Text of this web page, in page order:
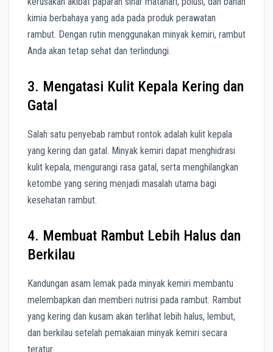
kimia berbahaya yang ada pada produk perawatan
rambut. Dengan rutin menggunakan minyak kemiri, rambut
Anda akan tetap sehat dan terlindungi.
3. Mengatasi Kulit Kepala Kering dan
Gatal
Salah satu penyebab rambut rontok adalah kulit kepala
yang kering dan gatal. Minyak kemiri dapat menghidrasi
kulit kepala, mengurangi rasa gatal, serta menghilangkan
ketombe yang sering menjadi masalah utama bagi
kesehatan rambut.
4. Membuat Rambut Lebih Halus dan
Berkilau
Kandungan asam lemak pada minyak kemiri membantu
melembapkan dan memberi nutrisi pada rambut. Rambut
yang kering dan kusam akan terlihat lebih halus, lembut,
dan berkilau setelah pemakaian minyak kemiri secara
teratur.